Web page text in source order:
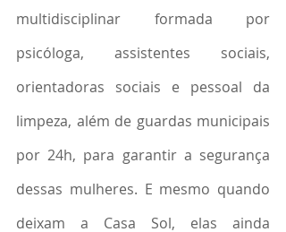
multidisciplinar formada por
psicóloga, assistentes sociais,
orientadoras sociais e pessoal da
limpeza, além de guardas municipais
por 24h, para garantir a segurança
dessas mulheres. E mesmo quando
deixam a Casa Sol, elas ainda